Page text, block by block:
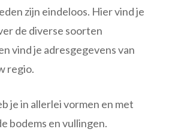
zijn eindeloos. Hier vind je
de diverse soorten
vind je adresgegevens van
regio.
je in allerlei vormen en met
bodems en vullingen.